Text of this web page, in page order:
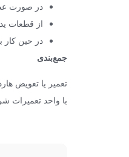
در صورت
از قطعات
در حین کار
جمع‌بندی
تعمیر یا تعویض
با واحد تعمیرات